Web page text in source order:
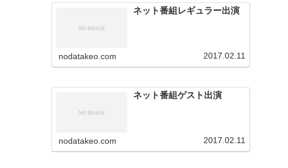
ネット番組レギュラー出演
nodatakeo.com 2017.02.11
ネット番組ゲスト出演
nodatakeo.com 2017.02.11